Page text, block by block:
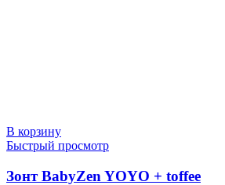
В корзину
Быстрый просмотр
Зонт BabyZen YOYO + toffee